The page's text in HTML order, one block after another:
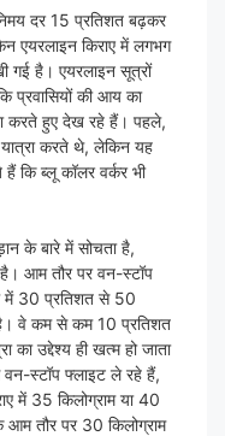
दर 15 प्रतिशत बढ़कर
एयरलाइन किराए में लगभग
गई है। एयरलाइन सूत्रों
प्रवासियों की आय का
करते हुए देख रहे हैं। पहले,
यात्रा करते थे, लेकिन यह
ब्लू कॉलर वर्कर भी
के बारे में सोचता है,
आम तौर पर वन-स्टॉप
में 30 प्रतिशत से 50
वे कम से कम 10 प्रतिशत
उद्देश्य ही खत्म हो जाता
स्टॉप फ्लाइट ले रहे हैं,
में 35 किलोग्राम या 40
आम तौर पर 30 किलोग्राम